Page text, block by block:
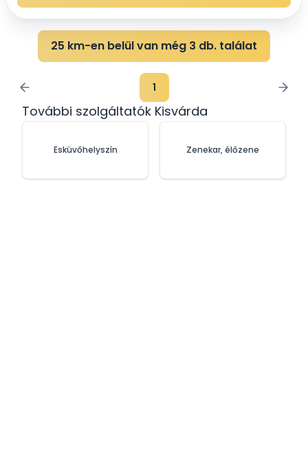
25 km-en belül van még 3 db. találat
1
További szolgáltatók Kisvárda
Esküvőhelyszín Zenekar, élőzene